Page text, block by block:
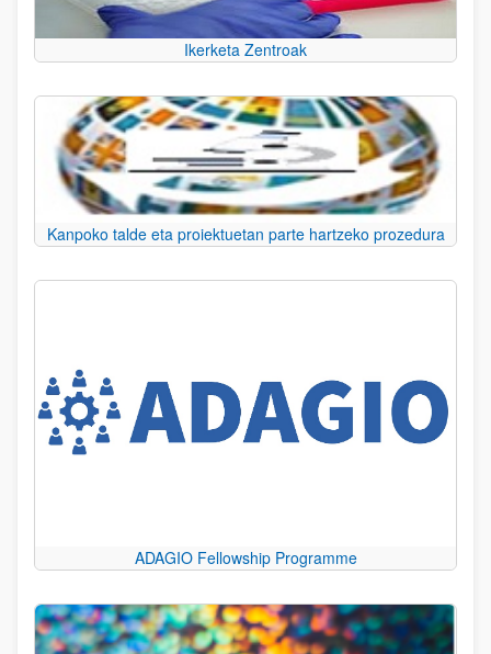
Ikerketa Zentroak
Kanpoko talde eta proiektuetan parte hartzeko prozedura
ADAGIO Fellowship Programme